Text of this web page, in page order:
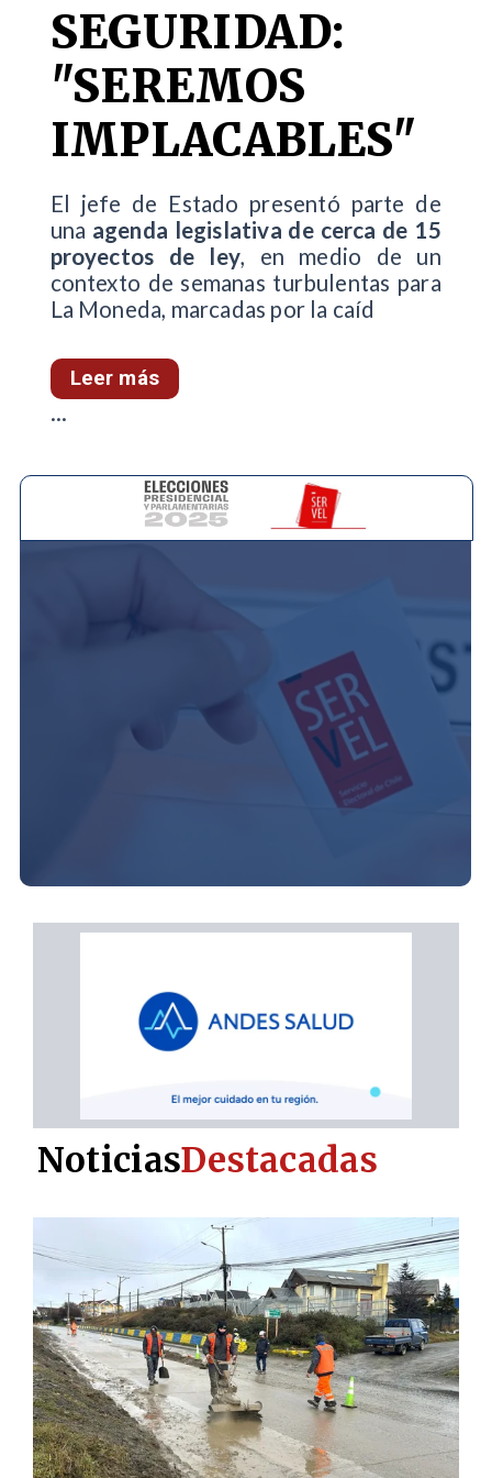
SEGURIDAD:
"SEREMOS
IMPLACABLES"
El jefe de Estado presentó parte de
una agenda legislativa de cerca de 15
proyectos de ley, en medio de un
contexto de semanas turbulentas para
La Moneda, marcadas por la caíd
Leer más
...
NoticiasDestacadas